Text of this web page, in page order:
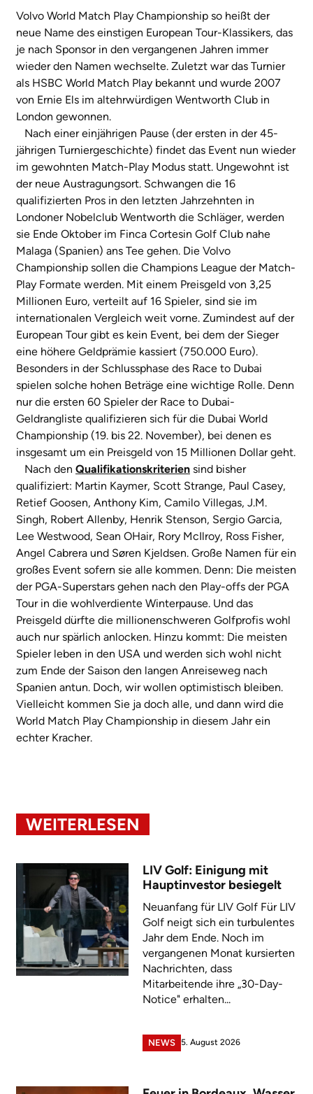
Volvo World Match Play Championship so heißt der
neue Name des einstigen European Tour-Klassikers, das
je nach Sponsor in den vergangenen Jahren immer
wieder den Namen wechselte. Zuletzt war das Turnier
als HSBC World Match Play bekannt und wurde 2007
von Ernie Els im altehrwürdigen Wentworth Club in
London gewonnen.
Nach einer einjährigen Pause (der ersten in der 45-
jährigen Turniergeschichte) findet das Event nun wieder
im gewohnten Match-Play Modus statt. Ungewohnt ist
der neue Austragungsort. Schwangen die 16
qualifizierten Pros in den letzten Jahrzehnten in
Londoner Nobelclub Wentworth die Schläger, werden
sie Ende Oktober im Finca Cortesin Golf Club nahe
Malaga (Spanien) ans Tee gehen. Die Volvo
Championship sollen die Champions League der Match-
Play Formate werden. Mit einem Preisgeld von 3,25
Millionen Euro, verteilt auf 16 Spieler, sind sie im
internationalen Vergleich weit vorne. Zumindest auf der
European Tour gibt es kein Event, bei dem der Sieger
eine höhere Geldprämie kassiert (750.000 Euro).
Besonders in der Schlussphase des Race to Dubai
spielen solche hohen Beträge eine wichtige Rolle. Denn
nur die ersten 60 Spieler der Race to Dubai-
Geldrangliste qualifizieren sich für die Dubai World
Championship (19. bis 22. November), bei denen es
insgesamt um ein Preisgeld von 15 Millionen Dollar geht.
Nach den Qualifikationskriterien sind bisher
qualifiziert: Martin Kaymer, Scott Strange, Paul Casey,
Retief Goosen, Anthony Kim, Camilo Villegas, J.M.
Singh, Robert Allenby, Henrik Stenson, Sergio Garcia,
Lee Westwood, Sean OHair, Rory McIlroy, Ross Fisher,
Angel Cabrera und Søren Kjeldsen. Große Namen für ein
großes Event sofern sie alle kommen. Denn: Die meisten
der PGA-Superstars gehen nach den Play-offs der PGA
Tour in die wohlverdiente Winterpause. Und das
Preisgeld dürfte die millionenschweren Golfprofis wohl
auch nur spärlich anlocken. Hinzu kommt: Die meisten
Spieler leben in den USA und werden sich wohl nicht
zum Ende der Saison den langen Anreiseweg nach
Spanien antun. Doch, wir wollen optimistisch bleiben.
Vielleicht kommen Sie ja doch alle, und dann wird die
World Match Play Championship in diesem Jahr ein
echter Kracher.
WEITERLESEN
LIV Golf: Einigung mit
Hauptinvestor besiegelt
Neuanfang für LIV Golf Für LIV
Golf neigt sich ein turbulentes
Jahr dem Ende. Noch im
vergangenen Monat kursierten
Nachrichten, dass
Mitarbeitende ihre „30-Day-
Notice" erhalten...
NEWS 5. August 2026